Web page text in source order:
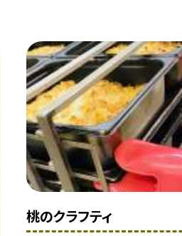
桃のクラフティ